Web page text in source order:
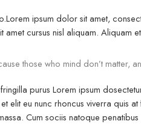
ipsum dolor sit amet,
cursus nisl aliquam. Aliquam
those who mind don’t matter,
purus Lorem ipsum
elit eu nunc rhoncus viverra quis
Cum sociis natoque penatibus